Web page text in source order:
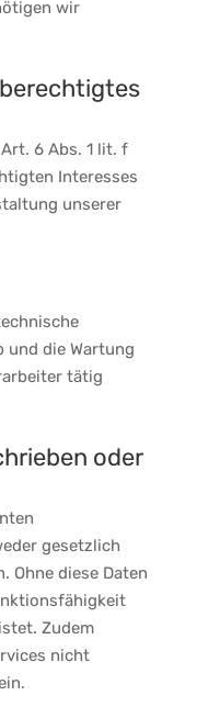
wir
6 Abs. 1 lit. f
Interesses
unserer
und die Wartung
tätig
oder
gesetzlich
Ohne diese Daten
Zudem
nicht